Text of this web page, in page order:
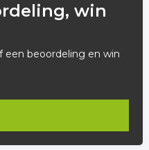
win
een beoordeling en win